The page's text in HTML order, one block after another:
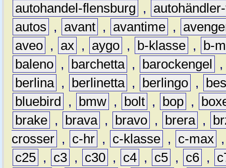
autohandel-flensburg
,
autos
, avant , avantime ,
aveo , ax , aygo , b-klasse ,
b-
baleno , barchetta , barockengel
berlina , berlinetta , berlingo ,
bluebird
, bmw , bolt , bop ,
brake , brava , bravo , brera ,
crosser , c-hr , c-klasse , c-max
c25 , c3 , c30 , c4 , c5 , c6 ,